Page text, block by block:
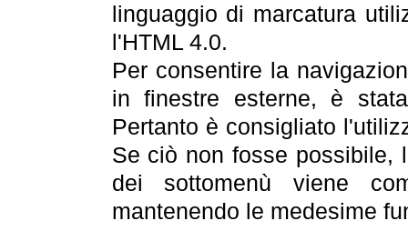
linguaggio di marcatura
l'HTML 4.0.
Per consentire la
in finestre esterne, è
Pertanto è consigliato
Se ciò non fosse possibile,
dei sottomenù viene
mantenendo le medesime